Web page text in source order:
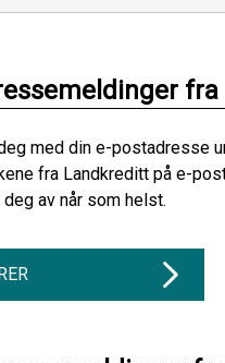
med din e-postadresse
fra Landkreditt på e-
av når som helst.